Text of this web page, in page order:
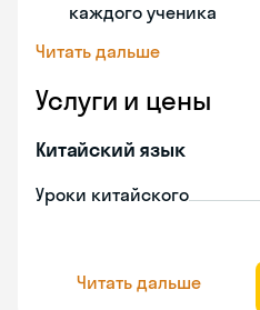
каждого ученика
Читать дальше
Услуги и цены
Китайский язык
Уроки китайского
Читать дальше